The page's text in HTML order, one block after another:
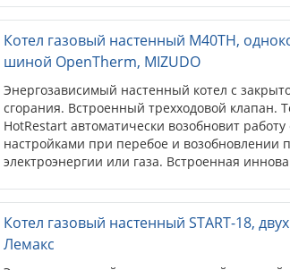
(стандартный открытый протокол связи)
системах и обеспечивает связь между котлом
Котел газовый настенный M40TH,
шиной OpenTherm, MIZUDO
Энергозависимый настенный котел с
сгорания. Встроенный трехходовой клапан.
HotRestart автоматически возобновит
настройками при перебое и возобновлении
электроэнергии или газа. Встроенная
возможных перебоях в работе. OpenTherm
открытый протокол связи) используется в
обеспечивает связь между котлом и
Котел газовый настенный START-18,
Лемакс